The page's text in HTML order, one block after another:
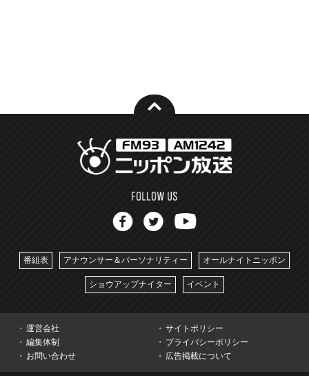
番組表 アナウンサー＆パーソナリティー オールナイトニッポン
ショウアップナイター イベント
運営会社
サイトポリシー
編集体制
プライバシーポリシー
お問い合わせ
広告掲載について